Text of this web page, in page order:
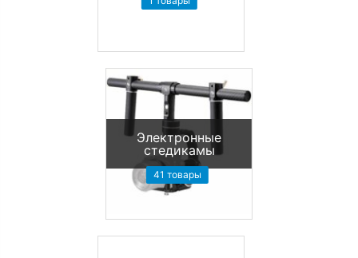
Электронные
стедикамы
41 товары